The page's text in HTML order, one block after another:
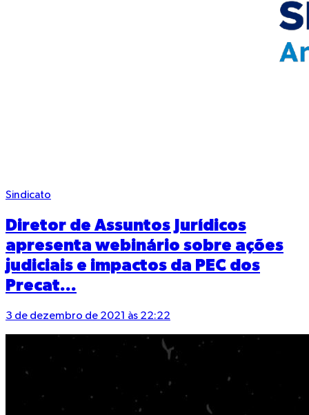
Sindicato
Diretor de Assuntos Jurídicos
apresenta webinário sobre ações
judiciais e impactos da PEC dos
Precat...
3 de dezembro de 2021 às 22:22